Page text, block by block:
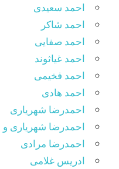
احمد سعیدی
احمد شاکر
احمد صفایی
احمد غیاثوند
احمد فخیمی
احمد هادی
احمدرضا شهریاری
احمدرضا شهریاری و
احمدرضا مرادی
ادریس غلامی